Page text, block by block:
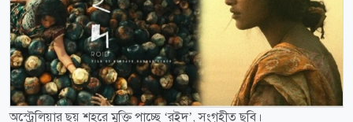
অস্ট্রেলিয়ার ছয় শহরে মুক্তি পাচ্ছে ‘রইদ’, সংগৃহীত ছবি।